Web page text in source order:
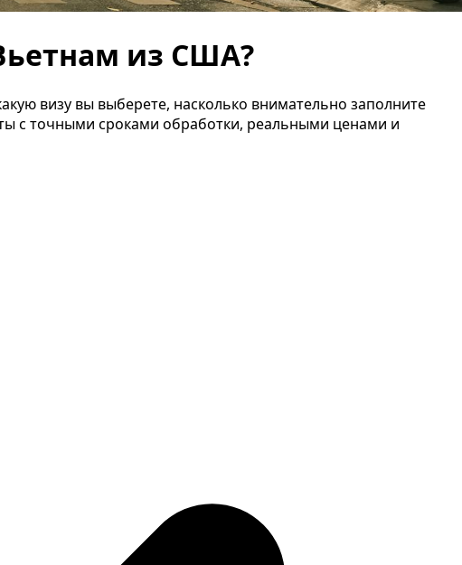
из США?
визу вы выберете, насколько внимательно заполните
с точными сроками обработки, реальными ценами и